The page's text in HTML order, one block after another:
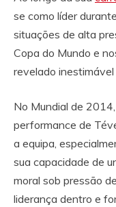
se como líder
situações de alta
Copa do Mundo e
revelado
No Mundial de
performance de
a equipa,
sua capacidade de
moral sob pressão
liderança dentro e